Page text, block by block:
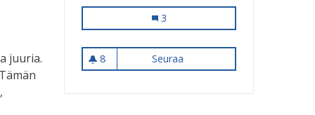
juuria.
Kaupunginmuseon säilyminen
3
8
8 seuraajaa
Seuraa